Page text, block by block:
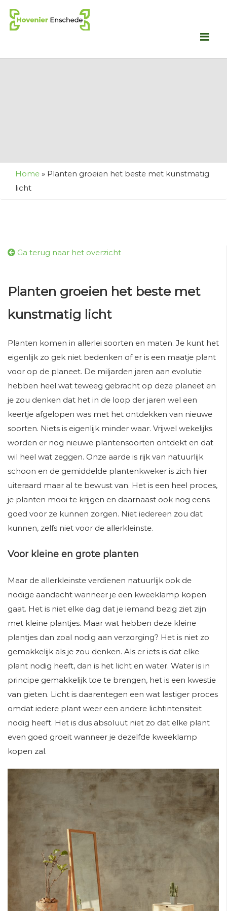
Home » Planten groeien het beste met kunstmatig
licht
Ga terug naar het overzicht
Planten groeien het beste met
kunstmatig licht
Planten komen in allerlei soorten en maten. Je kunt het
eigenlijk zo gek niet bedenken of er is een maatje plant
voor op de planeet. De miljarden jaren aan evolutie
hebben heel wat teweeg gebracht op deze planeet en
je zou denken dat het in de loop der jaren wel een
keertje afgelopen was met het ontdekken van nieuwe
soorten. Niets is eigenlijk minder waar. Vrijwel wekelijks
worden er nog nieuwe plantensoorten ontdekt en dat
wil heel wat zeggen. Onze aarde is rijk van natuurlijk
schoon en de gemiddelde plantenkweker is zich hier
uiteraard maar al te bewust van. Het is een heel proces,
je planten mooi te krijgen en daarnaast ook nog eens
goed voor ze kunnen zorgen. Niet iedereen zou dat
kunnen, zelfs niet voor de allerkleinste.
Voor kleine en grote planten
Maar de allerkleinste verdienen natuurlijk ook de
nodige aandacht wanneer je een kweeklamp kopen
gaat. Het is niet elke dag dat je iemand bezig ziet zijn
met kleine plantjes. Maar wat hebben deze kleine
plantjes dan zoal nodig aan verzorging? Het is niet zo
gemakkelijk als je zou denken. Als er iets is dat elke
plant nodig heeft, dan is het licht en water. Water is in
principe gemakkelijk toe te brengen, het is een kwestie
van gieten. Licht is daarentegen een wat lastiger proces
omdat iedere plant weer een andere lichtintensiteit
nodig heeft. Het is dus absoluut niet zo dat elke plant
even goed groeit wanneer je dezelfde kweeklamp
kopen zal.